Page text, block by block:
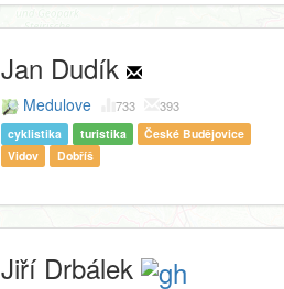
Jan Dudík
Medulove 733 393
cyklistika turistika
České Budějovice
Vidov
Dobříš
Jiří Drbálek